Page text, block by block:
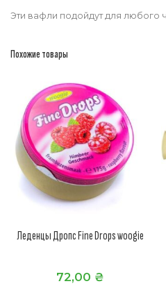
Эти вафли подойдут для любого
Похожие товары
Леденцы Дропс Fine Drops woogie
72,00 ₴